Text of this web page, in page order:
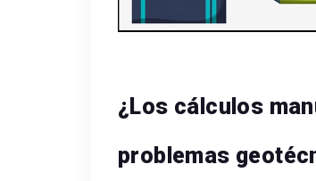
¿Los cálculos
problemas